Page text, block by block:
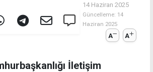
14 Haziran 2025
Güncelleme: 14
Haziran 2025
A A
İletişim